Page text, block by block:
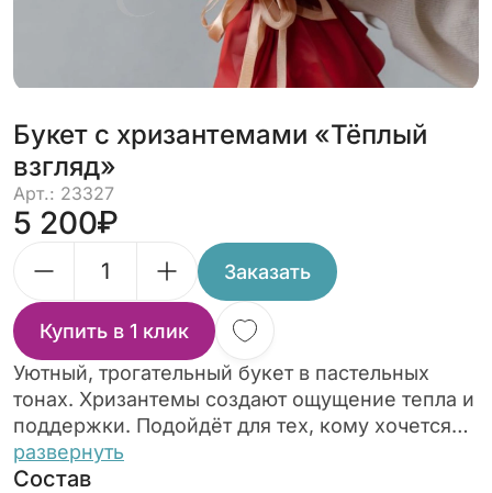
Букет с хризантемами «Тёплый
взгляд»
Арт.: 23327
5 200
Заказать
Купить в 1 клик
Уютный, трогательный букет в пастельных
тонах. Хризантемы создают ощущение тепла и
поддержки. Подойдёт для тех, кому хочется
сказать «я рядом» или просто напомнить о
себе с добротой.
развернуть
Состав